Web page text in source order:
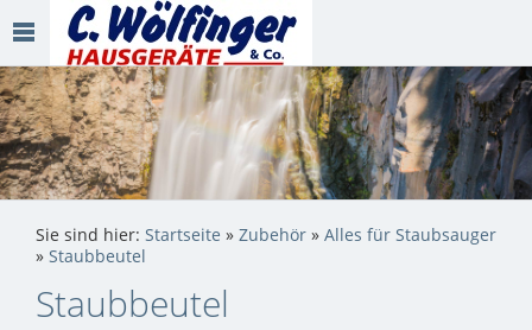
Sie sind hier: Startseite » Zubehör » Alles für Staubsauger
» Staubbeutel
Staubbeutel